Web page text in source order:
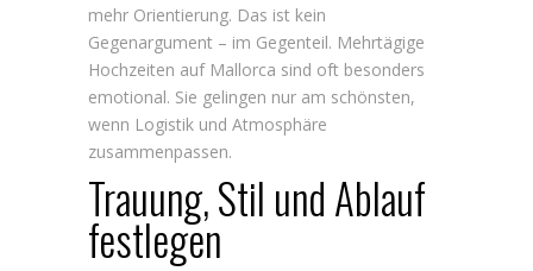
mehr Orientierung. Das ist kein
Gegenargument – im Gegenteil. Mehrtägige
Hochzeiten auf Mallorca sind oft besonders
emotional. Sie gelingen nur am schönsten,
wenn Logistik und Atmosphäre
zusammenpassen.
Trauung, Stil und Ablauf
festlegen